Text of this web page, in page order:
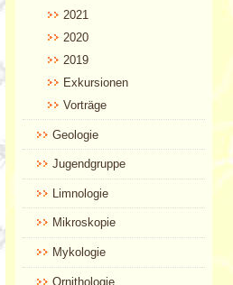
2021
2020
2019
Exkursionen
Vorträge
Geologie
Jugendgruppe
Limnologie
Mikroskopie
Mykologie
Ornithologie